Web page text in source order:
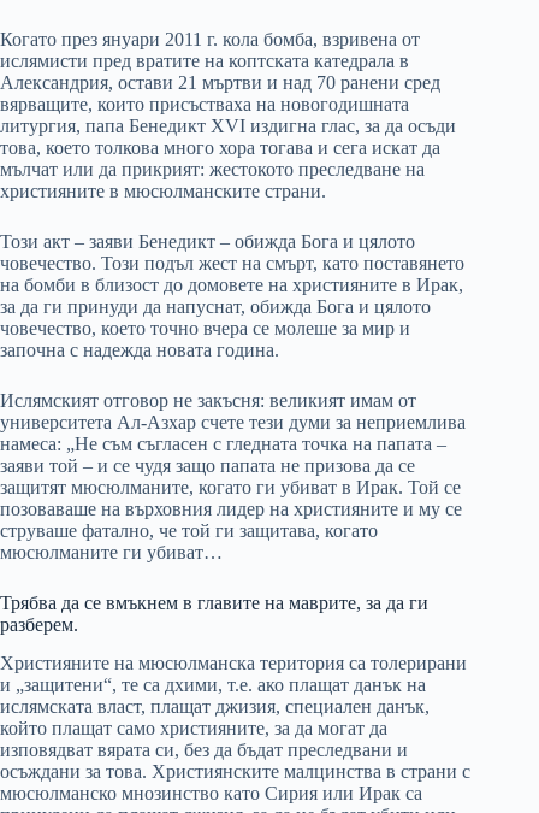
Когато през януари 2011 г. кола бомба, взривена от
ислямисти пред вратите на коптската катедрала в
Александрия, остави 21 мъртви и над 70 ранени сред
вярващите, които присъстваха на новогодишната
литургия, папа Бенедикт XVI издигна глас, за да осъди
това, което толкова много хора тогава и сега искат да
мълчат или да прикрият: жестокото преследване на
християните в мюсюлманските страни.
Този акт – заяви Бенедикт – обижда Бога и цялото
човечество. Този подъл жест на смърт, като поставянето
на бомби в близост до домовете на християните в Ирак,
за да ги принуди да напуснат, обижда Бога и цялото
човечество, което точно вчера се молеше за мир и
започна с надежда новата година.
Ислямският отговор не закъсня: великият имам от
университета Ал-Азхар счете тези думи за неприемлива
намеса: „Не съм съгласен с гледната точка на папата –
заяви той – и се чудя защо папата не призова да се
защитят мюсюлманите, когато ги убиват в Ирак. Той се
позоваваше на върховния лидер на християните и му се
струваше фатално, че той ги защитава, когато
мюсюлманите ги убиват…
Трябва да се вмъкнем в главите на маврите, за да ги
разберем.
Християните на мюсюлманска територия са толерирани
и „защитени“, те са дхими, т.е. ако плащат данък на
ислямската власт, плащат джизия, специален данък,
който плащат само християните, за да могат да
изповядват вярата си, без да бъдат преследвани и
осъждани за това. Християнските малцинства в страни с
мюсюлманско мнозинство като Сирия или Ирак са